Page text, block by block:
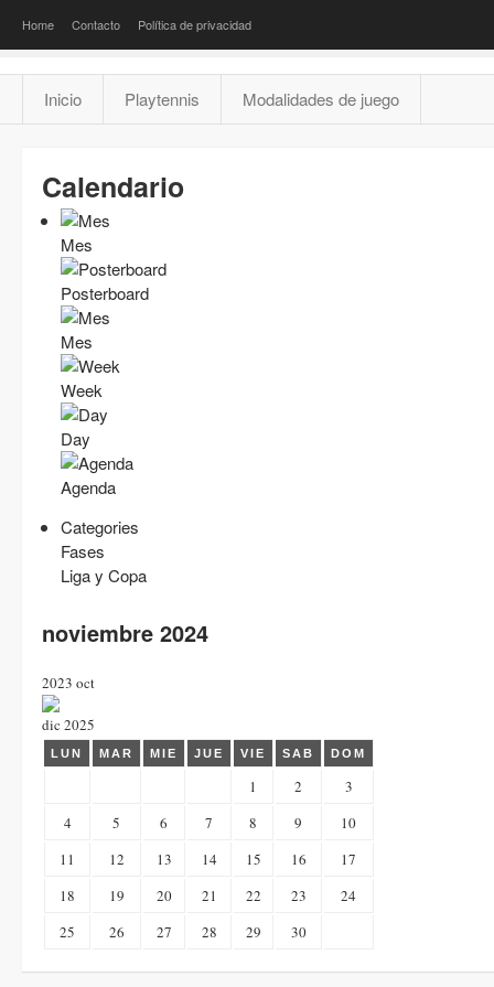
Home Contacto Política de privacidad
Inicio Playtennis Modalidades de juego
Calendario
Mes
Posterboard
Mes
Week
Day
Agenda
Categories
Fases
Liga y Copa
noviembre 2024
2023 oct
dic 2025
LUN MAR MIE JUE VIE SAB DOM
1 2
3
4
5 6 7 8 9
10
11
12 13 14 15 16
17
18
19 20 21 22 23
24
25
26 27 28 29 30